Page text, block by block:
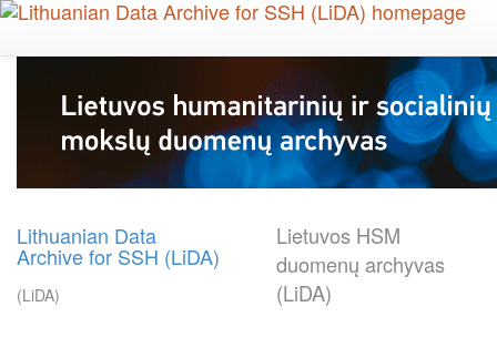
Skip
main
Lithuanian Data
Archive for SSH (LiDA)
(LiDA)
Lietuvos HSM
duomenų archyvas
(LiDA)